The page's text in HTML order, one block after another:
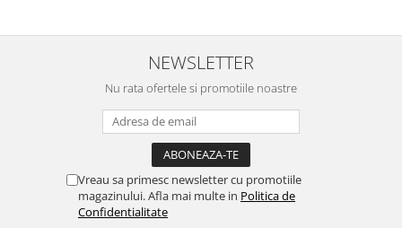
NEWSLETTER
Nu rata ofertele si promotiile noastre
Vreau sa primesc newsletter cu promotiile
magazinului. Afla mai multe in Politica de
Confidentialitate